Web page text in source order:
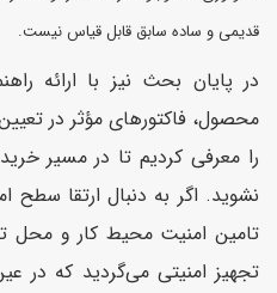
قدیمی و ساده سابق قابل قیاس نیست.
در پایان بحث نیز با ارائه
محصول، فاکتورهای مؤثر در
را معرفی کردیم تا در مسیر
نشوید. اگر به دنبال ارتقا سطح
تامین امنیت محیط کار و محل
تجهیز امنیتی می‌گردید که در